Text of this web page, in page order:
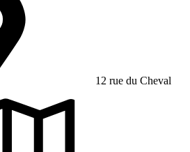
12 rue du Cheval